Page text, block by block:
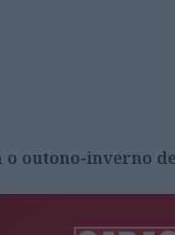
outono-inverno de